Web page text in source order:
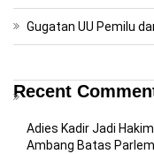
Gugatan UU Pemilu
Recent
Adies Kadir Jadi
Ambang Batas